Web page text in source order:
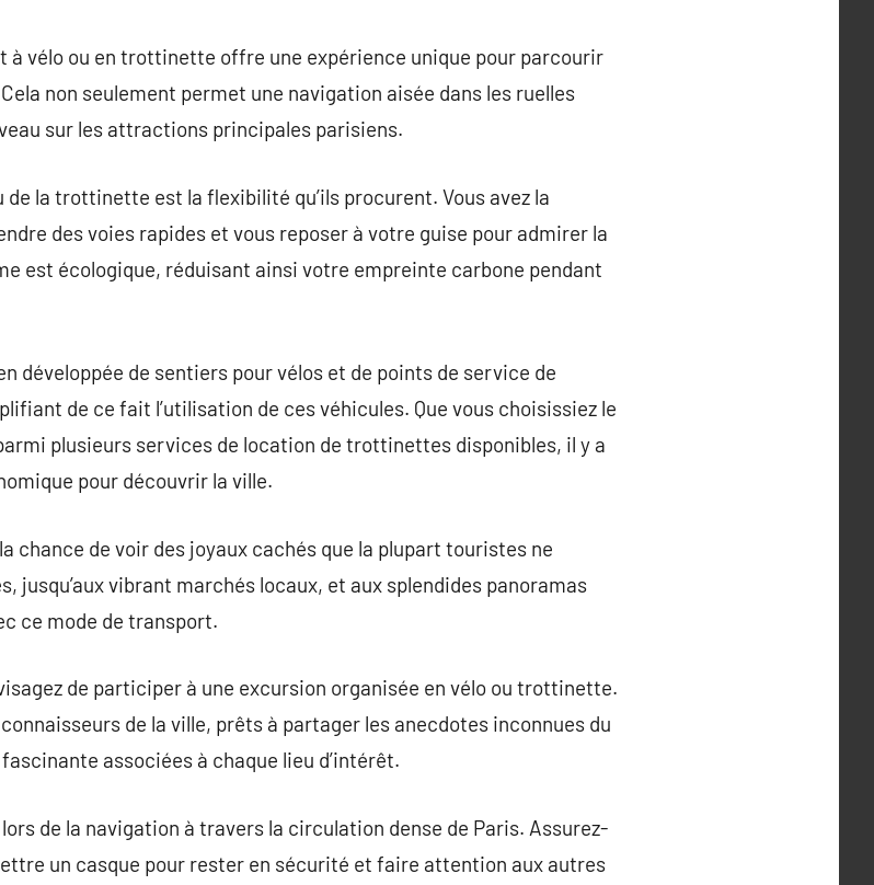
à vélo ou en trottinette offre une expérience unique pour parcourir
non seulement permet une navigation aisée dans les ruelles
sur les attractions principales parisiens.
de la trottinette est la flexibilité qu’ils procurent. Vous avez la
des voies rapides et vous reposer à votre guise pour admirer la
est écologique, réduisant ainsi votre empreinte carbone pendant
développée de sentiers pour vélos et de points de service de
de ce fait l’utilisation de ces véhicules. Que vous choisissiez le
plusieurs services de location de trottinettes disponibles, il y a
pour découvrir la ville.
chance de voir des joyaux cachés que la plupart touristes ne
jusqu’aux vibrant marchés locaux, et aux splendides panoramas
ce mode de transport.
de participer à une excursion organisée en vélo ou trottinette.
de la ville, prêts à partager les anecdotes inconnues du
associées à chaque lieu d’intérêt.
de la navigation à travers la circulation dense de Paris. Assurez-
un casque pour rester en sécurité et faire attention aux autres